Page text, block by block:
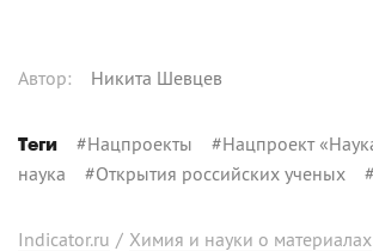
Автор: Никита Шевцев
Теги #Нацпроекты #Нацпроект
наука #Открытия российских ученых #
Indicator.ru / Химия и науки о материалах